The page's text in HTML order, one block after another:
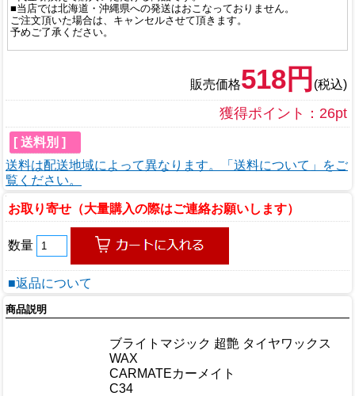
■当店では北海道・沖縄県への発送はおこなっておりません。
ご注文頂いた場合は、キャンセルさせて頂きます。
予めご了承ください。
販売価格518円 (税込)
獲得ポイント：26pt
[ 送料別 ]
送料は配送地域によって異なります。「送料について」をご
覧ください。
お取り寄せ（大量購入の際はご連絡お願いします）
数量
■返品について
商品説明
ブライトマジック 超艶 タイヤワックス
WAX
CARMATEカーメイト
C34